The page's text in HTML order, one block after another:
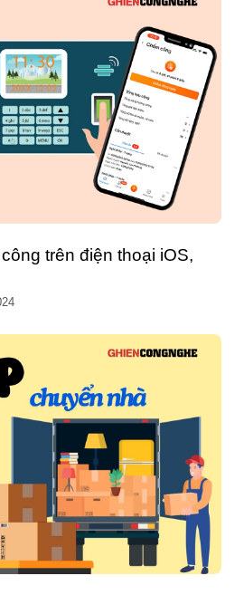
trên điện thoại iOS,